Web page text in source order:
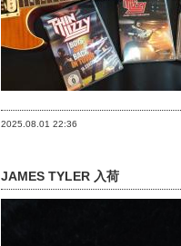
2025.08.01 22:36
JAMES TYLER 入荷